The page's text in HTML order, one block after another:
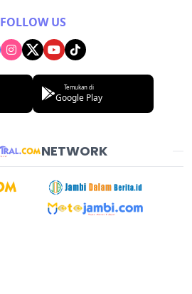
FOLLOW US
Temukan di
Google Play
NETWORK